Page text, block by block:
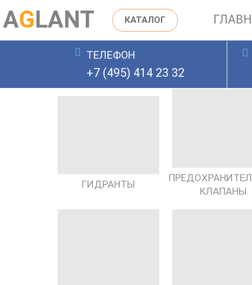
AGLANT КАТАЛОГ
ОСТАВИТЬ ЗАЯВКУТЕЛЕФОН
+7 (495) 414 23 32
ГИДРАНТЫ
КЛАПАНЫ